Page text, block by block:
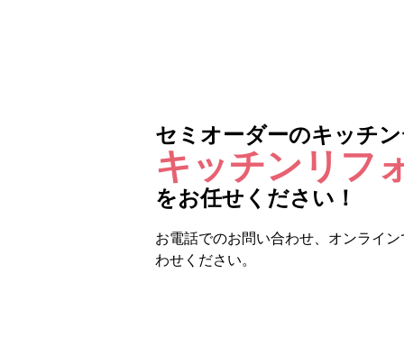
セミオーダーのキッチ
キッチンリフ
をお任せください！
お電話でのお問い合わせ、オンライ
わせください。